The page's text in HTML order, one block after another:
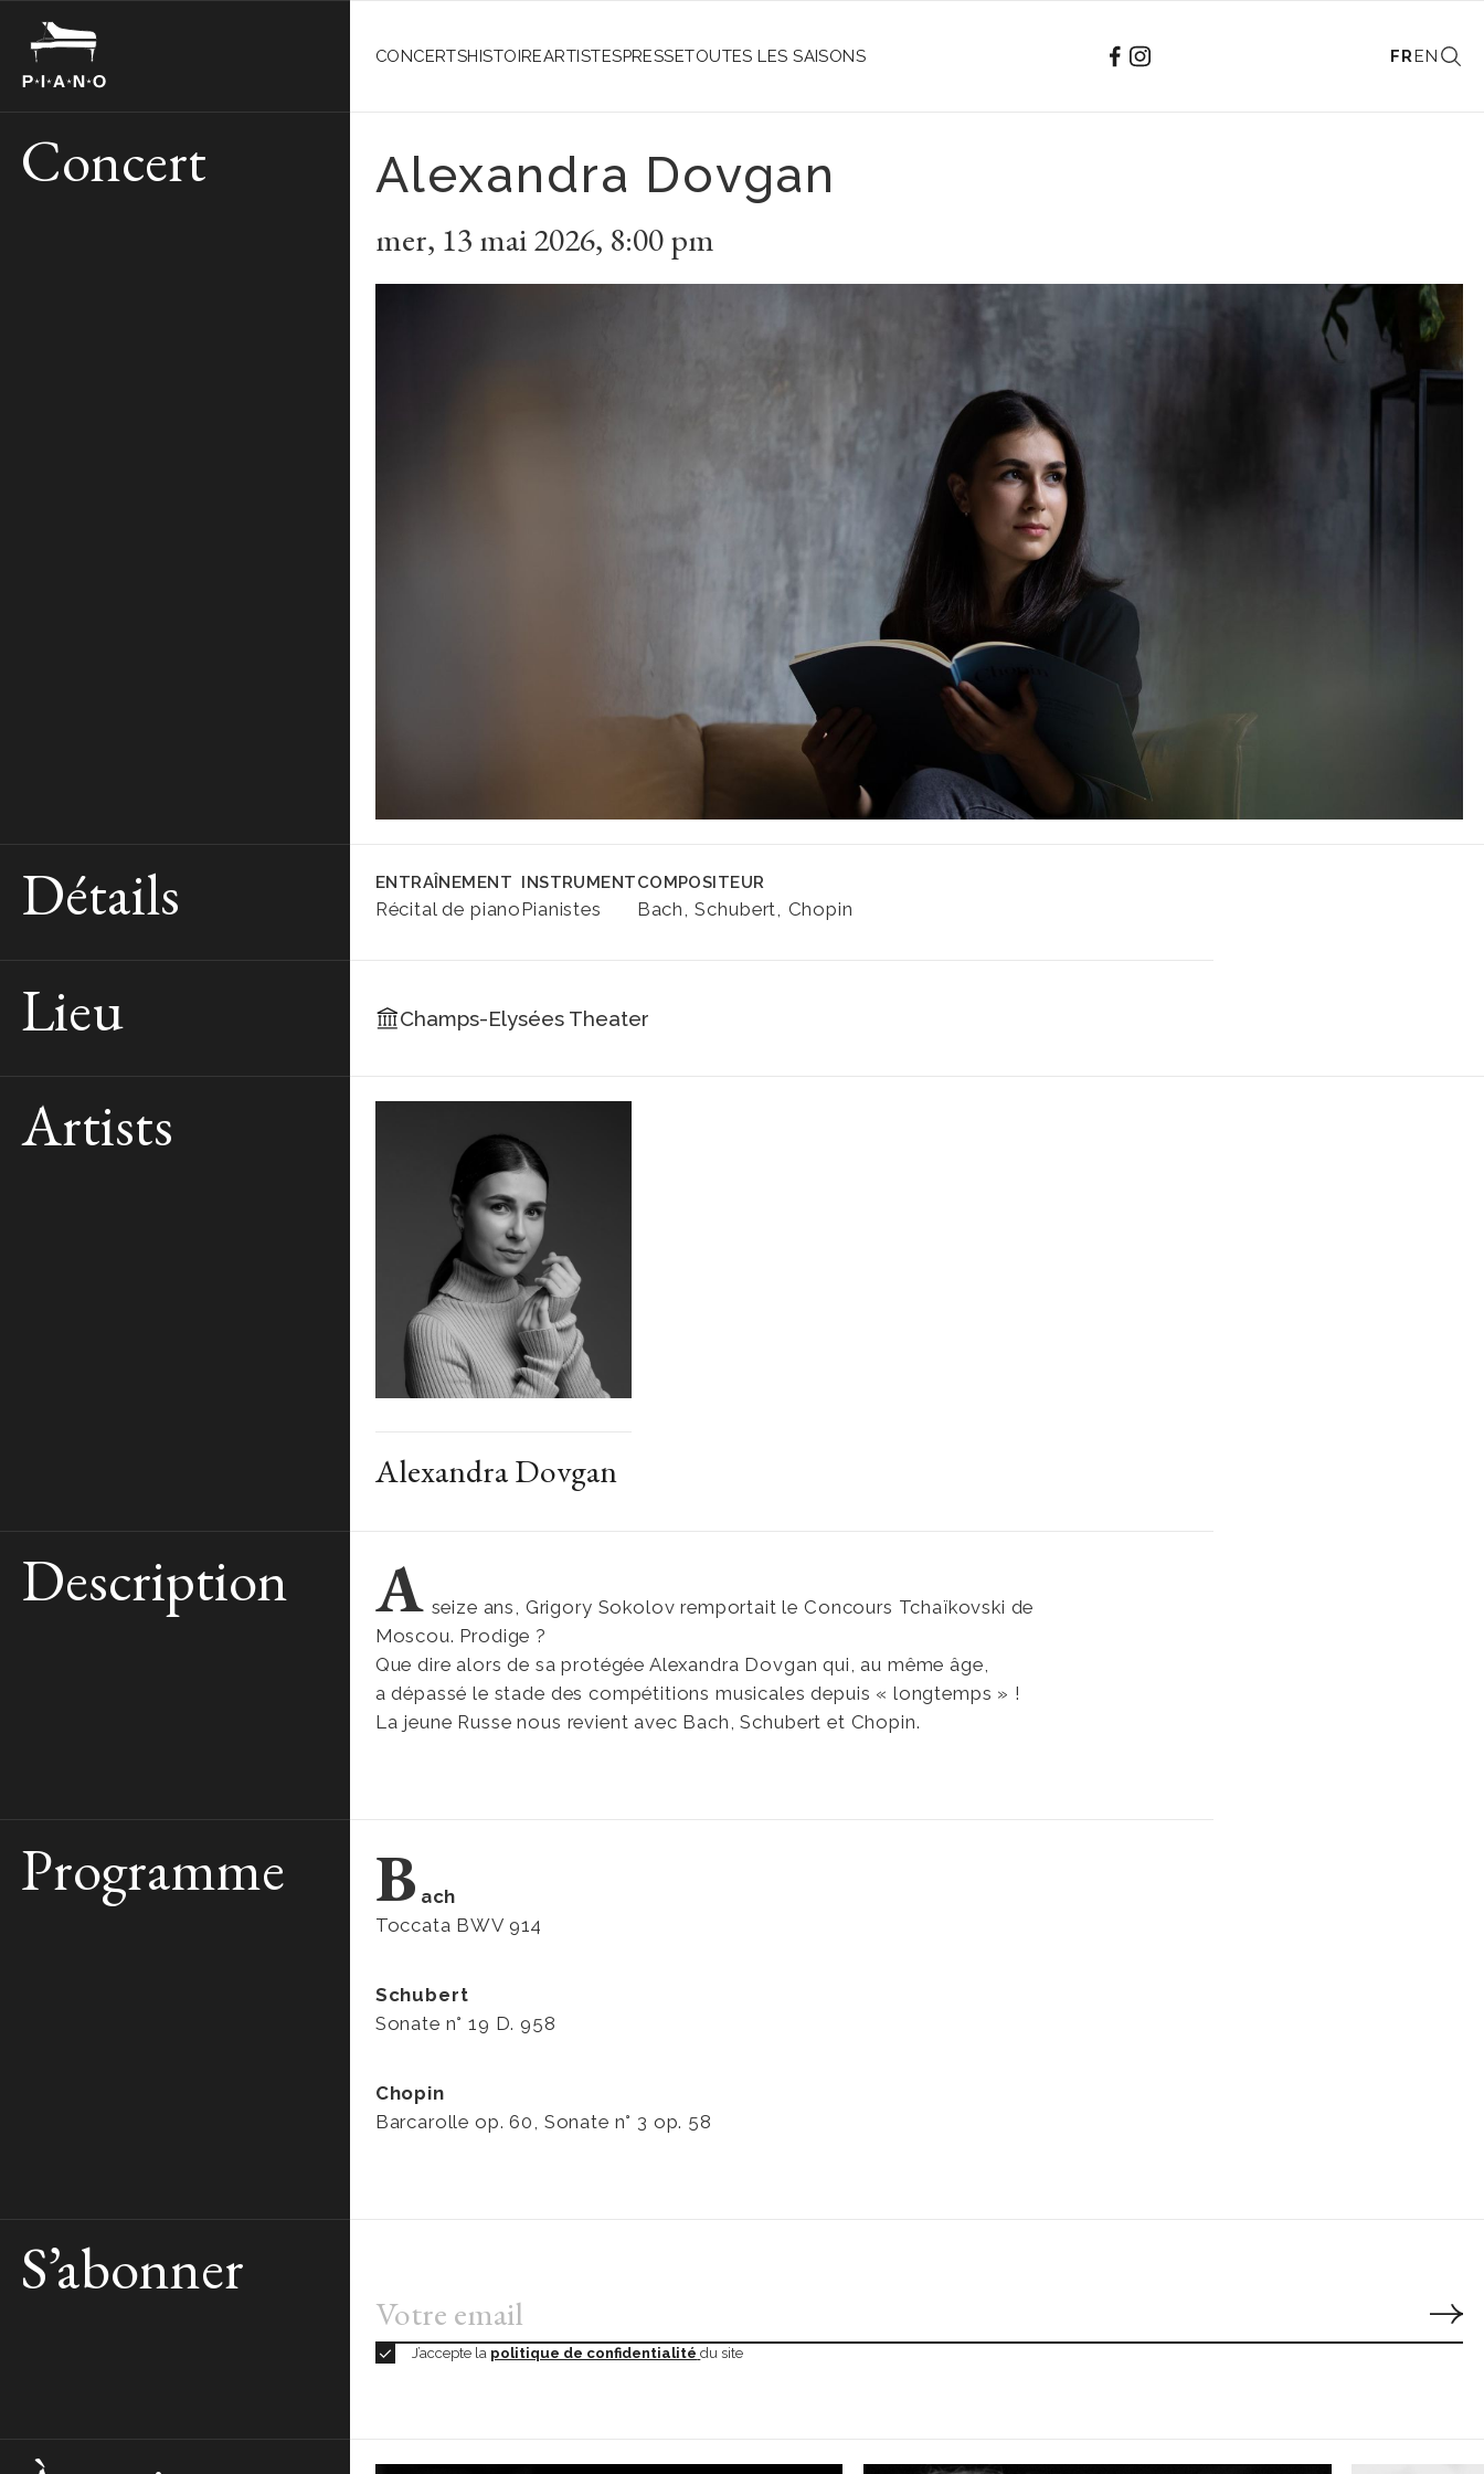
CONCERTSHISTOIREARTISTESPRESSETOUTES LES SAISONS FREN
Concert Alexandra Dovgan
mer, 13 mai 2026, 8:00 pm
Détails ENTRAÎNEMENT
Récital de piano
INSTRUMENT
Pianistes
COMPOSITEUR
Bach Schubert Chopin
Lieu Champs-Elysées Theater
Artists
Alexandra Dovgan
Description A seize ans, Grigory Sokolov remportait le Concours Tchaïkovski de
Moscou. Prodige ?
Que dire alors de sa protégée Alexandra Dovgan qui, au même âge,
a dépassé le stade des compétitions musicales depuis « longtemps » !
La jeune Russe nous revient avec Bach, Schubert et Chopin.
Programme B ach
Toccata BWV 914
Schubert
Sonate n° 19 D. 958
Chopin
Barcarolle op. 60, Sonate n° 3 op. 58
INTERPRÉTÉ
S’abonner
J’accepte la politique de confidentialité du site